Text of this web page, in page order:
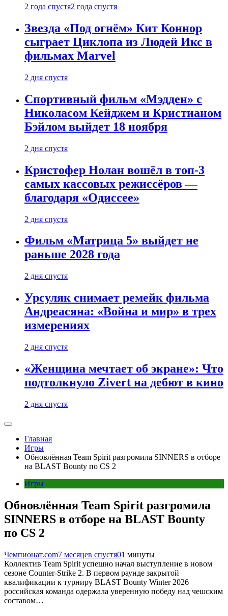
2 года спустя2 года спустя
Звезда «Под огнём» Кит Коннор
сыграет Циклопа из Людей Икс в
фильмах Marvel
2 дня спустя
Спортивный фильм «Мэдден» с
Николасом Кейджем и Кристианом
Бэйлом выйдет 18 ноября
2 дня спустя
Кристофер Нолан вошёл в топ-3
самых кассовых режиссёров —
благодаря «Одиссее»
2 дня спустя
Фильм «Матрица 5» выйдет не
раньше 2028 года
2 дня спустя
Урсуляк снимает ремейк фильма
Андреасяна: «Война и мир» в трех
измерениях
2 дня спустя
«Женщина мечтает об экране»: Что
подтолкнуло Zivert на дебют в кино
2 дня спустя
Главная
Игры
Обновлённая Team Spirit разгромила SINNERS в отборе
на BLAST Bounty по CS 2
Игры
Обновлённая Team Spirit разгромила
SINNERS в отборе на BLAST Bounty
по CS 2
Чемпионат.com7 месяцев спустя01 минуты
Коллектив Team Spirit успешно начал выступление в новом
сезоне Counter-Strike 2. В первом раунде закрытой
квалификации к турниру BLAST Bounty Winter 2026
российская команда одержала уверенную победу над чешским
составом…